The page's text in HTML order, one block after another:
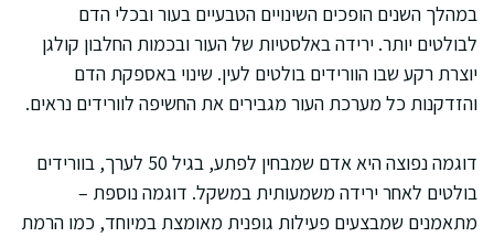
במהלך השנים הופכים השינויים הטבעיים בעור ובכלי הדם
לבולטים יותר. ירידה באלסטיות של העור ובכמות החלבון קולגן
יוצרת רקע שבו הוורידים בולטים לעין. שינוי באספקת הדם
והזדקנות כל מערכת העור מגבירים את החשיפה לוורידים נראים.
דוגמה נפוצה היא אדם שמבחין לפתע, בגיל 50 לערך, בוורידים
בולטים לאחר ירידה משמעותית במשקל. דוגמה נוספת –
מתאמנים שמבצעים פעילות גופנית מאומצת במיוחד, כמו הרמת